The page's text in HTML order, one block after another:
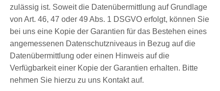
zulässig ist. Soweit die Datenübermittlung auf Grundlage
von Art. 46, 47 oder 49 Abs. 1 DSGVO erfolgt, können Sie
bei uns eine Kopie der Garantien für das Bestehen eines
angemessenen Datenschutzniveaus in Bezug auf die
Datenübermittlung oder einen Hinweis auf die
Verfügbarkeit einer Kopie der Garantien erhalten. Bitte
nehmen Sie hierzu zu uns Kontakt auf.